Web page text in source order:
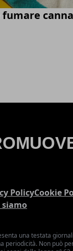
fumare
PolicyCookie
siamo
una testata
periodicità. Non può